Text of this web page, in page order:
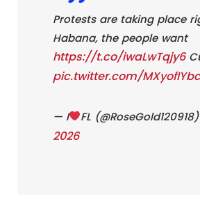
Protests are taking place
Habana, the people want
https://t.co/iwaLwTqjy6
pic.twitter.com/
— I FL (@RoseGold120918)
2026